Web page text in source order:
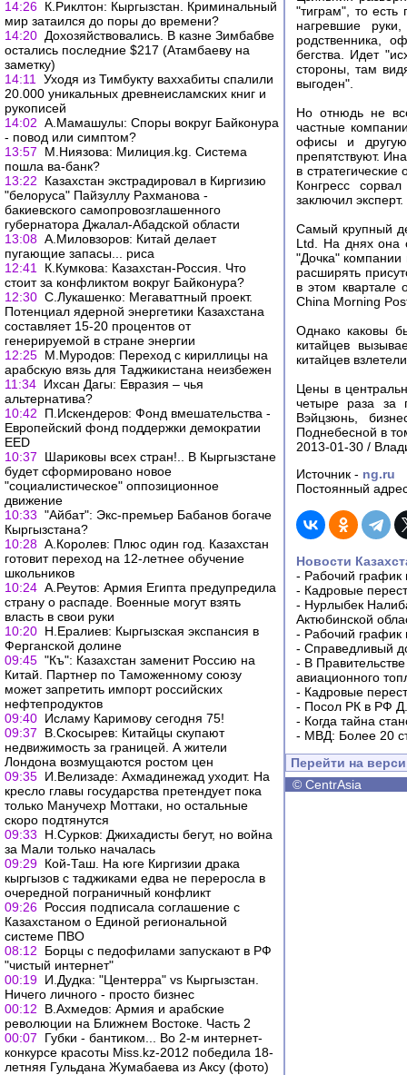
14:26 К.Риклтон: Кыргызстан. Криминальный
мир затаился до поры до времени?
14:20 Дохозяйствовались. В казне Зимбабве
остались последние $217 (Атамбаеву на
заметку)
14:11
Уходя из Тимбукту ваххабиты спалили
20.000 уникальных древнеисламских книг и
рукописей
14:02 А.Мамашулы: Споры вокруг Байконура
- повод или симптом?
13:57
М.Ниязова: Милиция.kg. Система
пошла ва-банк?
13:22
Казахстан экстрадировал в Киргизию
"белоруса" Пайзуллу Рахманова -
бакиевского самопровозглашенного
губернатора Джалал-Абадской области
13:08 А.Миловзоров: Китай делает
пугающие запасы... риса
12:41
К.Кумкова: Казахстан-Россия. Что
стоит за конфликтом вокруг Байконура?
12:30 С.Лукашенко: Мегаваттный проект.
Потенциал ядерной энергетики Казахстана
составляет 15-20 процентов от
генерируемой в стране энергии
12:25 М.Муродов: Переход с кириллицы на
арабскую вязь для Таджикистана неизбежен
11:34 Ихсан Дагы: Евразия – чья
альтернатива?
10:42
П.Искендеров: Фонд вмешательства -
Европейский фонд поддержки демократии
EED
10:37
Шариковы всех стран!.. В Кыргызстане
будет сформировано новое
"социалистическое" оппозиционное
движение
10:33 "Айбат": Экс-премьер Бабанов богаче
Кыргызстана?
10:28 А.Королев: Плюс один год. Казахстан
готовит переход на 12-летнее обучение
школьников
10:24 А.Реутов: Армия Египта предупредила
страну о распаде. Военные могут взять
власть в свои руки
10:20 Н.Ералиев: Кыргызская экспансия в
Ферганской долине
09:45 "Къ": Казахстан заменит Россию на
Китай. Партнер по Таможенному союзу
может запретить импорт российских
нефтепродуктов
09:40 Исламу Каримову сегодня 75!
09:37
В.Скосырев: Китайцы скупают
недвижимость за границей. А жители
Лондона возмущаются ростом цен
09:35 И.Велизаде: Ахмадинежад уходит. На
кресло главы государства претендует пока
только Манучехр Моттаки, но остальные
скоро подтянутся
09:33
Н.Сурков: Джихадисты бегут, но война
за Мали только началась
09:29 Кой-Таш. На юге Киргизии драка
кыргызов с таджиками едва не переросла в
очередной пограничный конфликт
09:26 Россия подписала соглашение с
Казахстаном о Единой региональной
системе ПВО
08:12
Борцы с педофилами запускают в РФ
"чистый интернет"
00:19 И.Дудка: "Центерра" vs Кыргызстан.
Ничего личного - просто бизнес
00:12
В.Ахмедов: Армия и арабские
революции на Ближнем Востоке. Часть 2
00:07
Губки - бантиком... Во 2-м интернет-
конкурсе красоты Miss.kz-2012 победила 18-
летняя Гульдана Жумабаева из Аксу (фото)
"тиграм", то
нагревшие
родственника,
бегства. Идет
стороны, там
выгоден".
Но отнюдь не
частные
офисы и
препятствуют.
в
Конгресс
заключил эксперт.
Самый крупный
Ltd. На днях она
"Дочка" компании
расширять
в этом квартале
China Morning
Однако каковы
китайцев
китайцев
Цены в
четыре раза за
Вэйцзюнь,
Поднебесной в
2013-01-30 /
Источник - ng.ru
Постоянный
Новости
- Рабочий график
- Кадровые
- Нурлыбек
Актюбинской
- Рабочий график
- Справедливый
- В
авиационного
- Кадровые
- Посол РК в РФ
- Когда тайна
- МВД: Более 20
Перейти на
© CentrAsia